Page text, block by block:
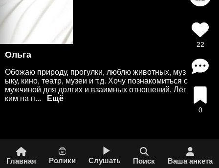
Ольга
Обожаю природу, прогулки, люблю животных, муз
ыку, кино, театр, музеи и т.д. Хочу познакомиться с
мужчиной для долгих и взаимных отношений. Лëг
ким на п...
22
0
Главная Ролики Слушать Поиск Ваша анкета